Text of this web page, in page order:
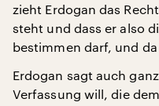
zieht Erdogan das
steht und dass er also
bestimmen darf, und
Erdogan sagt auch
Verfassung will, die